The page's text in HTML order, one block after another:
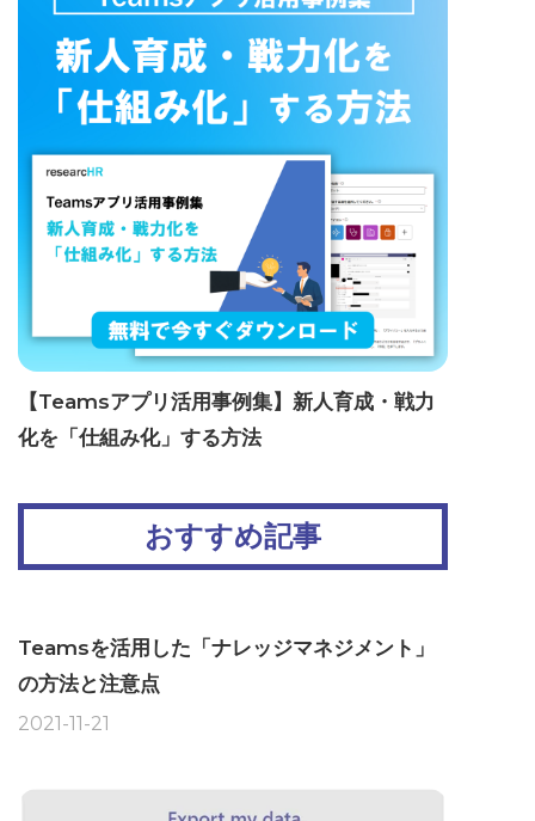
【Teamsアプリ活用事例集】新人育成・戦力
化を「仕組み化」する方法
おすすめ記事
Teamsを活用した「ナレッジマネジメント」
の方法と注意点
2021-11-21